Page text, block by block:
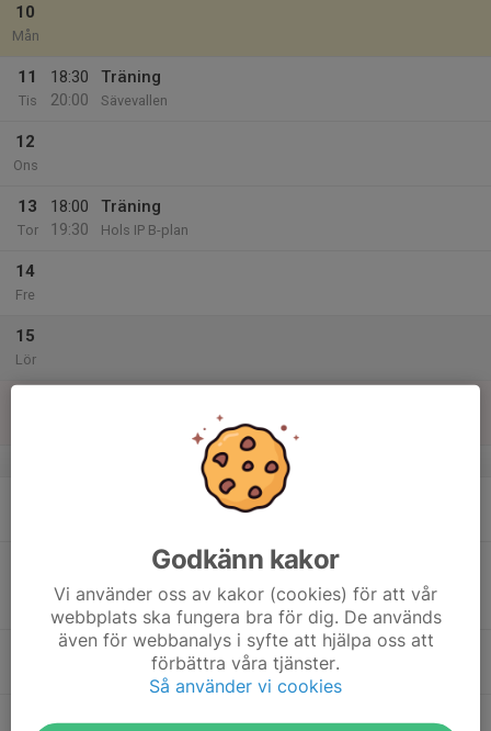
10
Mån
11
Tis
18:30
20:00
Träning
Sävevallen
12
Ons
13
Tor
18:00
19:30
Träning
Hols IP B-plan
14
Fre
15
Lör
v.34
20:00
Match mot Halvorstorps IS
Pojkar Div 10 Trollhättan
Sävevallen C-plan
Godkänn kakor
Vi använder oss av kakor (cookies) för att vår
webbplats ska fungera bra för dig. De används
även för webbanalys i syfte att hjälpa oss att
förbättra våra tjänster.
Så använder vi cookies